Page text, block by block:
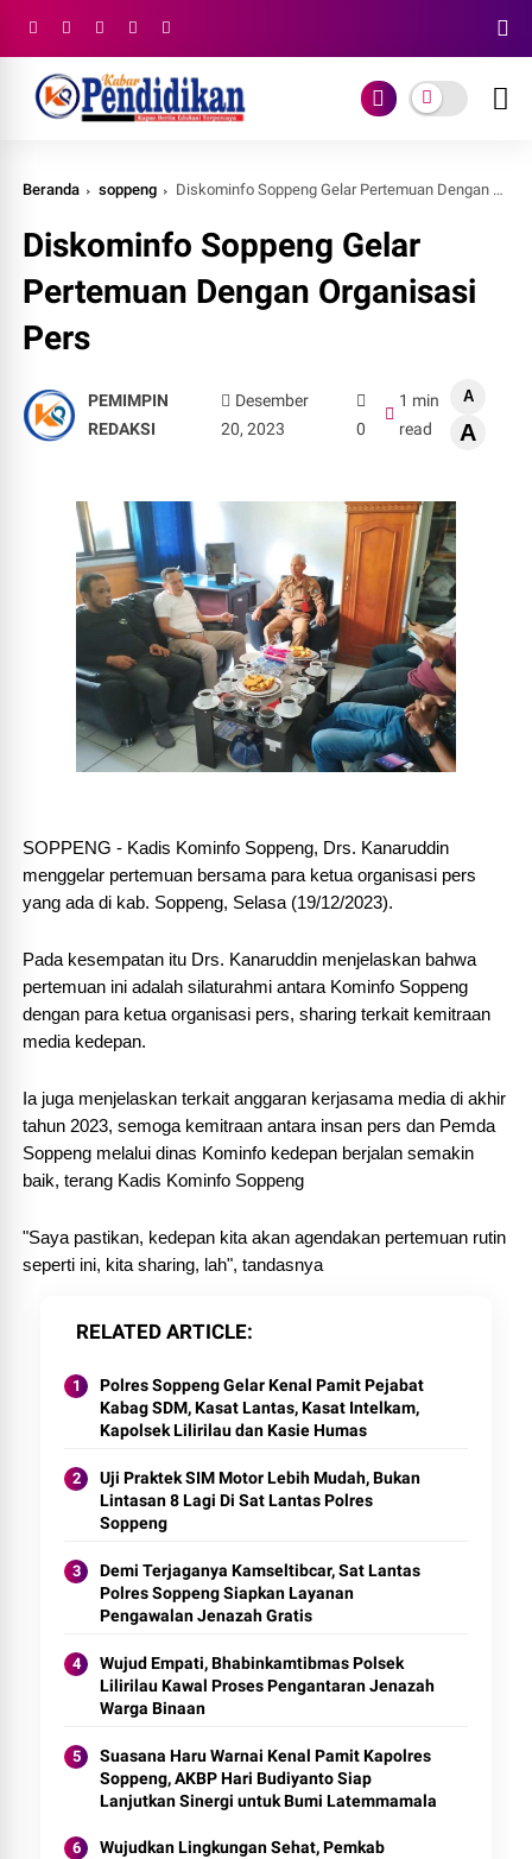
Beranda soppeng Diskominfo Soppeng Gelar Pertemuan Dengan Organisasi Pers
Diskominfo Soppeng Gelar
Pertemuan Dengan Organisasi
Pers
PEMIMPIN
REDAKSI
Desember
20, 2023
0
1 min
read
A
A
SOPPENG - Kadis Kominfo Soppeng, Drs. Kanaruddin
menggelar pertemuan bersama para ketua organisasi pers
yang ada di kab. Soppeng, Selasa (19/12/2023).
Pada kesempatan itu Drs. Kanaruddin menjelaskan bahwa
pertemuan ini adalah silaturahmi antara Kominfo Soppeng
dengan para ketua organisasi pers, sharing terkait kemitraan
media kedepan.
Ia juga menjelaskan terkait anggaran kerjasama media di akhir
tahun 2023, semoga kemitraan antara insan pers dan Pemda
Soppeng melalui dinas Kominfo kedepan berjalan semakin
baik, terang Kadis Kominfo Soppeng
"Saya pastikan, kedepan kita akan agendakan pertemuan rutin
seperti ini, kita sharing, lah", tandasnya
RELATED ARTICLE
Polres Soppeng Gelar Kenal Pamit Pejabat
Kabag SDM, Kasat Lantas, Kasat Intelkam,
Kapolsek Lilirilau dan Kasie Humas
Uji Praktek SIM Motor Lebih Mudah, Bukan
Lintasan 8 Lagi Di Sat Lantas Polres
Soppeng
Demi Terjaganya Kamseltibcar, Sat Lantas
Polres Soppeng Siapkan Layanan
Pengawalan Jenazah Gratis
Wujud Empati, Bhabinkamtibmas Polsek
Lilirilau Kawal Proses Pengantaran Jenazah
Warga Binaan
Suasana Haru Warnai Kenal Pamit Kapolres
Soppeng, AKBP Hari Budiyanto Siap
Lanjutkan Sinergi untuk Bumi Latemmamala
Wujudkan Lingkungan Sehat, Pemkab